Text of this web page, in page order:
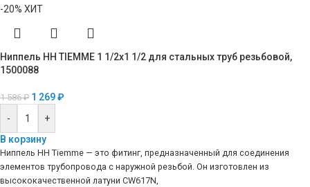
-20% ХИТ
Ниппель HH TIEMME 1 1/2х1 1/2 для стальных труб резьбовой,
1500088
1 586₽ 1 269₽
-
+
В корзину
Ниппель HH Tiemme — это фитинг, предназначенный для соединения
элементов трубопровода с наружной резьбой. Он изготовлен из
высококачественной латуни CW617N,